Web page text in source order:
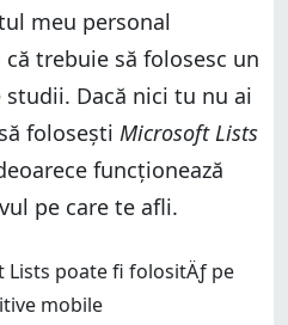
meu personal
trebuie să folosesc un
Dacă nici tu nu ai
folosești Microsoft Lists
funcționează
pe care te afli.